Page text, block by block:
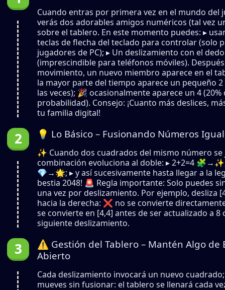
Cuando entras por primera vez en el mundo del
verás dos adorables amigos numéricos (tal vez
sobre el tablero. En este momento puedes: ▸
teclas de flecha del teclado para controlar (solo
jugadores de PC); ▸ Un deslizamiento con el dedo
(imprescindible para teléfonos móviles).
movimiento, un nuevo miembro aparece en el
la mayor parte del tiempo aparece un pequeño 2
las veces); 🎉 ocasionalmente aparece un 4 (20%
probabilidad). Consejo: ¡Cuanto más deslices,
tu familia digital!
💡 Lo Básico – Fusionando Números
✨ Cuando dos cuadrados del mismo número se
combinación evoluciona al doble: ▸ 2+2=4
💎→🌟; ▸ y así sucesivamente hasta llegar a la
bestia 2048! 🚨 Regla importante: Solo puedes
una vez por deslizamiento. Por ejemplo, desliza
hacia la derecha: ❌ no se convierte
se convierte en [4,4] antes de ser actualizado a 8
siguiente deslizamiento.
⚠️ Gestión del Tablero – Mantén Algo de
Abierto
Cada deslizamiento invocará un nuevo
mueves sin fusionar: el tablero se llenará cada